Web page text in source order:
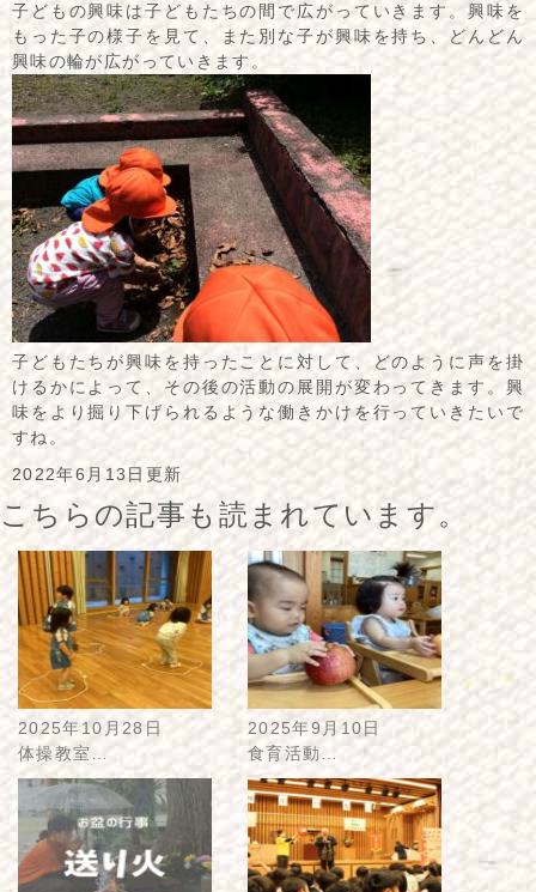
子どもの興味は子どもたちの間で広がっていきます。興味を
もった子の様子を見て、また別な子が興味を持ち、どんどん
興味の輪が広がっていきます。
子どもたちが興味を持ったことに対して、どのように声を掛
けるかによって、その後の活動の展開が変わってきます。興
味をより掘り下げられるような働きかけを行っていきたいで
すね。
2022年6月13日更新
こちらの記事も読まれています。
2025年10月28日
体操教室…
2025年9月10日
食育活動…